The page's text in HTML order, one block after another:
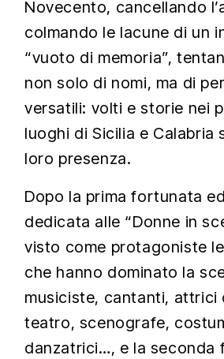
Novecento, cancellando
colmando le lacune di un
“vuoto di memoria”,
non solo di nomi, ma di
versatili: volti e storie nei
luoghi di Sicilia e Calabria
loro presenza.
Dopo la prima fortunata
dedicata alle “Donne in
visto come protagoniste
che hanno dominato la
musiciste, cantanti, attrici
teatro, scenografe,
danzatrici…, e la seconda